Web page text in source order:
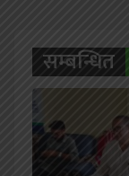
सम्बन्धित